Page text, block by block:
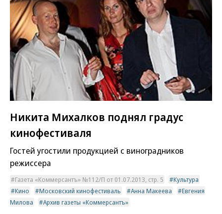
Никита Михалков поднял градус
кинофестиваля
Гостей угостили продукцией с виноградников
режиссера
Газета «Коммерсантъ» №112/П от 01.07.2013, стр. 5
Культура
Кино
Московский кинофестиваль Анна Макеева
Евгения
Милова
Архив газеты «Коммерсантъ»